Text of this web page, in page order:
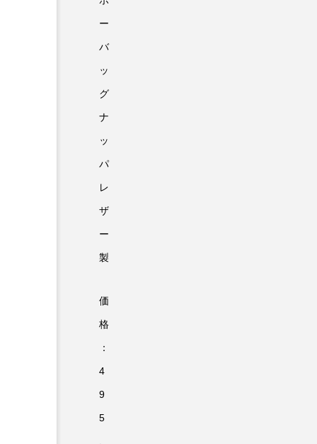
ー
バ
ッ
グ
ナ
ッ
パ
レ
ザ
ー
製
価
格
：
4
9
5